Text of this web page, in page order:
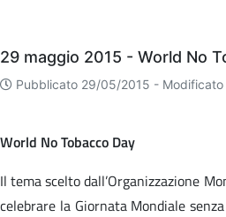
Eventi
29 maggio 2015 - World No
Pubblicato 29/05/2015 -
World No Tobacco Day
Il tema scelto dall’Organizzazione
celebrare la Giornata Mondiale